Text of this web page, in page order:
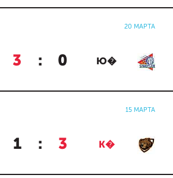
20 МАРТА
3 : 0 Ю�
15 МАРТА
1 : 3 К�